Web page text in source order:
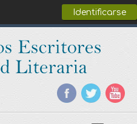
Identificarse